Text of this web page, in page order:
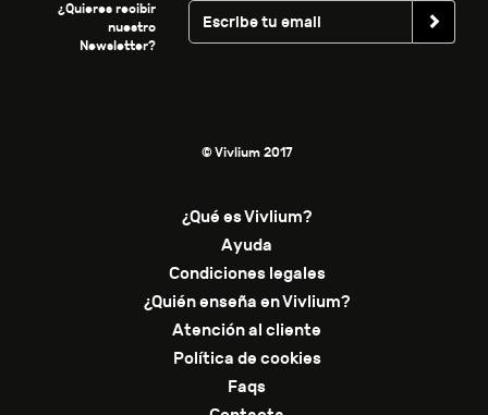
¿Quieres recibir
nuestro
Newsletter?
© Vivlium 2017
¿Qué es Vivlium?
Ayuda
Condiciones legales
¿Quién enseña en Vivlium?
Atención al cliente
Política de cookies
Faqs